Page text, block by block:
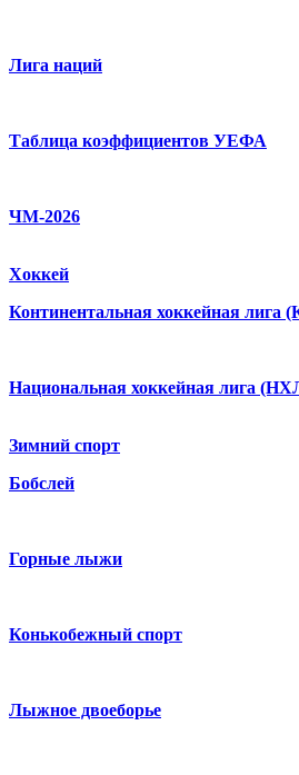
Лига наций
Таблица коэффициентов УЕФА
ЧМ-2026
Хоккей
Континентальная хоккейная лига
Национальная хоккейная лига
Зимний спорт
Бобслей
Горные лыжи
Конькобежный спорт
Лыжное двоеборье